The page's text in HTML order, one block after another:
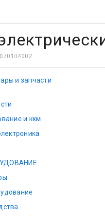
и запчасти
и ккм